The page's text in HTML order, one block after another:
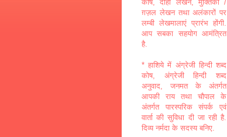
कोष, दोहा लेखन, मुक्तिका /
ग़ज़ल लेखन तथा अलंकारों पर
लम्बी लेखमालाएं प्रारंभ होंगी.
आप सबका सहयोग आमंत्रित
है.
* हाशिये में अंग्रेजी हिन्दी शब्द
कोष, अंग्रेजी हिन्दी शब्द
अनुवाद, जनमत के अंतर्गत
आपकी राय तथा चौपाल के
अंतर्गत पारस्परिक संपर्क एवं
वार्ता की सुविधा दी जा रही है.
दिव्य नर्मदा के सदस्य बनिए.